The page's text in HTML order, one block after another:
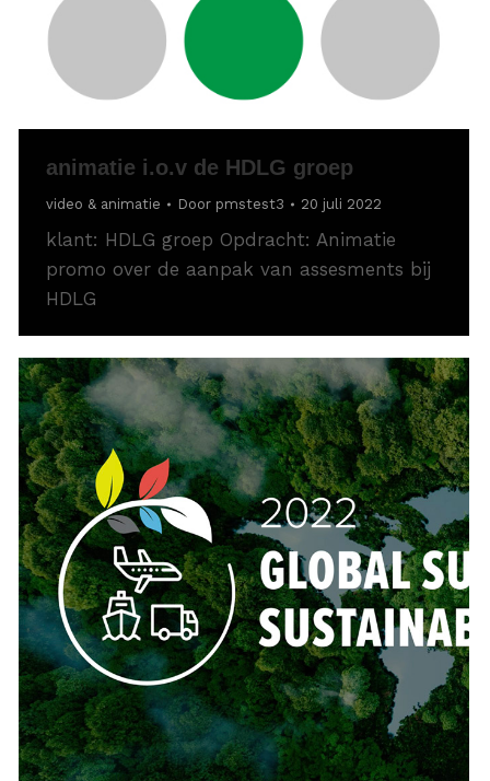
animatie i.o.v de HDLG groep
video & animatie Door pmstest3 20 juli 2022
klant: HDLG groep Opdracht: Animatie
promo over de aanpak van assesments bij
HDLG